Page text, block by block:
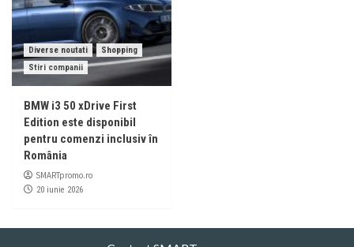
Diverse noutati
Shopping
Stiri companii
BMW i3 50 xDrive First
Edition este disponibil
pentru comenzi inclusiv în
România
SMARTpromo.ro
20 iunie 2026